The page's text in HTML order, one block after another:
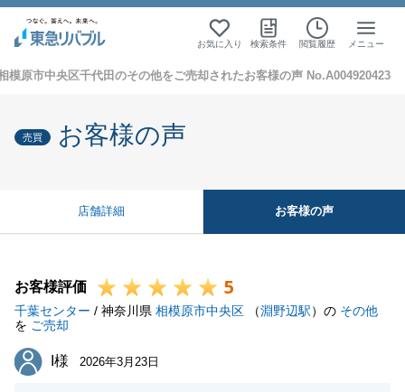
お気に入り 検索条件 閲覧履歴 メニュー
模原市中央区千代田のその他をご売却されたお客様の声 No.A004920423
売買 お客様の声
店舗詳細 お客様の声
お客様評価 5
千葉センター / 神奈川県 相模原市中央区 （淵野辺駅）の その他
を ご売却
I様
I様 2026年3月23日